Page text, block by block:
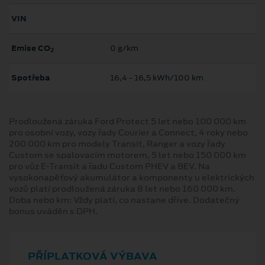
VIN
Emise CO2 0 g/km
Spotřeba 16,4 ‐ 16,5 kWh/100 km
Prodloužená záruka Ford Protect 5 let nebo 100 000 km
pro osobní vozy, vozy řady Courier a Connect, 4 roky nebo
200 000 km pro modely Transit, Ranger a vozy řady
Custom se spalovacím motorem, 5 let nebo 150 000 km
pro vůz E-Transit a řadu Custom PHEV a BEV. Na
vysokonapěťový akumulátor a komponenty u elektrických
vozů platí prodloužená záruka 8 let nebo 160 000 km.
Doba nebo km: Vždy platí, co nastane dříve. Dodatečný
bonus uváděn s DPH.
PŘÍPLATKOVÁ VÝBAVA